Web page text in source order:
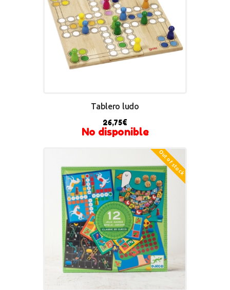
Tablero ludo
26,75€
No disponible
Out of stock